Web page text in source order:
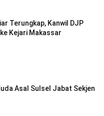
Terungkap, Kanwil DJP
Kejari Makassar
Asal Sulsel Jabat Sekjen